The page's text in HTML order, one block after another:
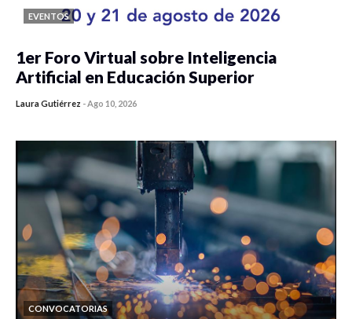
EVENTOS
1er Foro Virtual sobre Inteligencia
Artificial en Educación Superior
Laura Gutiérrez -Ago 10, 2026
CONVOCATORIAS